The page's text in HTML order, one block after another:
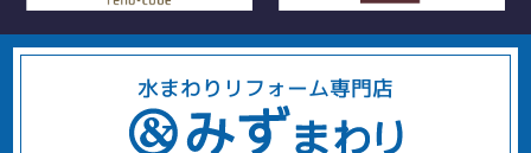
水まわりリフォーム専門店